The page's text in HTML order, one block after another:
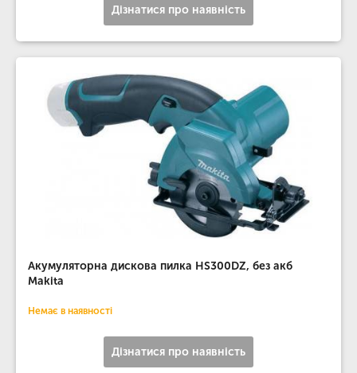
Дізнатися про наявність
Акумуляторна дискова пилка HS300DZ, без акб
Makita
Немає в наявності
Дізнатися про наявність